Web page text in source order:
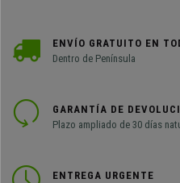
ENVÍO GRATUITO EN
Dentro de Península
GARANTÍA DE
Plazo ampliado de 30 días
ENTREGA URGENTE